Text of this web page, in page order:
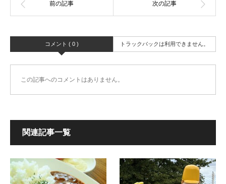
コメント ( 0 ) トラックバックは利用できません。
この記事へのコメントはありません。
関連記事一覧